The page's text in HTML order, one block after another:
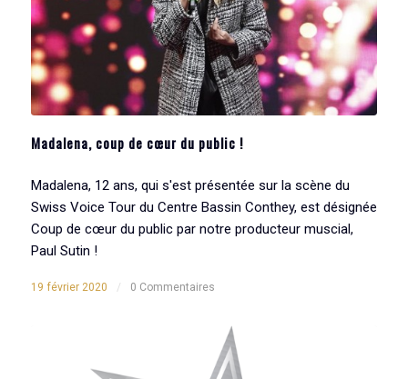
Madalena, coup de cœur du public !
Madalena, 12 ans, qui s'est présentée sur la scène du
Swiss Voice Tour du Centre Bassin Conthey, est désignée
Coup de cœur du public par notre producteur muscial,
Paul Sutin !
19 février 2020 / 0 Commentaires